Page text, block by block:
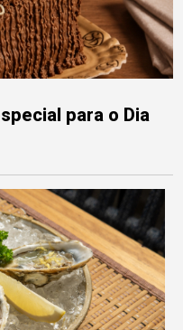
para o Dia